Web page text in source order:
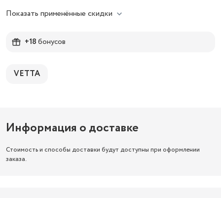
Показать применённые скидки
+18бонусов
VETTA
Информация о доставке
Стоимость и способы доставки будут доступны при оформлении
заказа.